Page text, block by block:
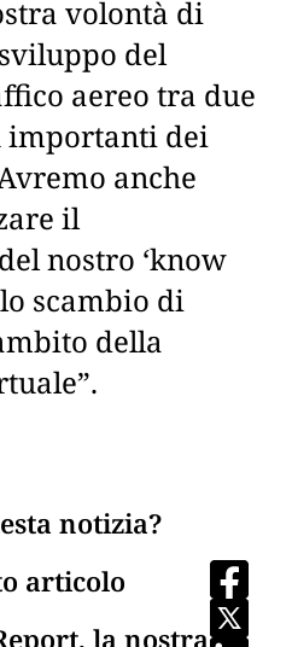
volontà di
del
aereo tra due
importanti dei
anche
il
nostro ‘know
scambio di
della
notizia?
articolo
la nostra